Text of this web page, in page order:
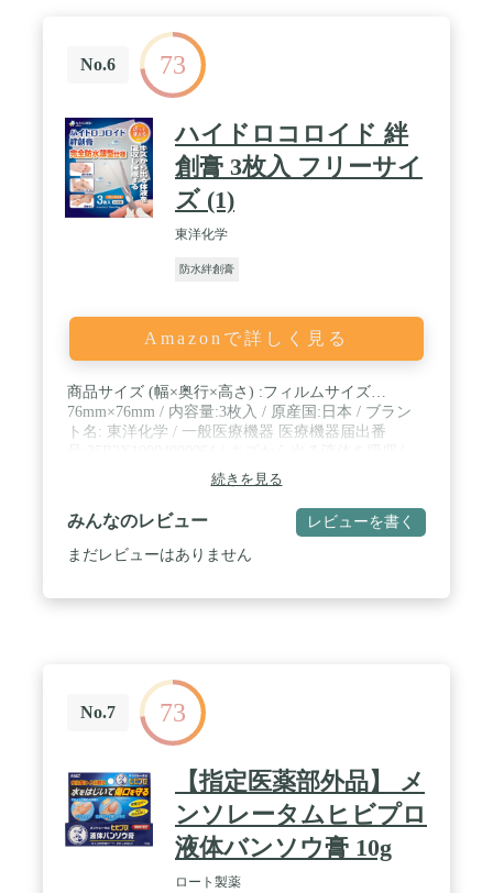
No.6 73
ハイドロコロイド 絆
創膏 3枚入 フリーサイ
ズ (1)
東洋化学
防水絆創膏
Amazonで詳しく見る
商品サイズ (幅×奥行×高さ) :フィルムサイズ…
76mm×76mm / 内容量:3枚入 / 原産国:日本 / ブラン
ト名: 東洋化学 / 一般医療機器 医療機器届出番
保護する絆創膏です。続きを見る
みんなのレビュー レビューを書く
まだレビューはありません
No.7 73
【指定医薬部外品】 メ
ンソレータムヒビプロ
液体バンソウ膏 10g
ロート製薬